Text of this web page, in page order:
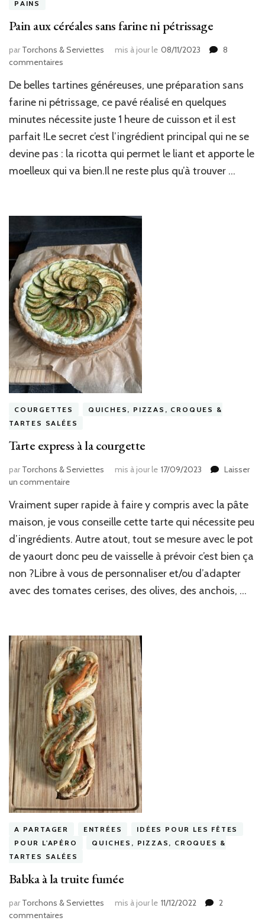
PAINS
Pain aux céréales sans farine ni pétrissage
par Torchons & Serviettes mis à jour le 08/11/2023
8
commentaires
aux
céréales
farine
ni
pétrissage
De belles tartines généreuses, une préparation sans
farine ni pétrissage, ce pavé réalisé en quelques
minutes nécessite juste 1 heure de cuisson et il est
parfait !Le secret c’est l’ingrédient principal qui ne se
devine pas : la ricotta qui permet le liant et apporte le
moelleux qui va bien.Il ne reste plus qu’à trouver …
COURGETTES
QUICHES, PIZZAS, CROQUES &
TARTES SALÉES
Tarte express à la courgette
par Torchons & Serviettes mis à jour le 17/09/2023
Laisser
un commentairesur
express
à
courgette
Vraiment super rapide à faire y compris avec la pâte
maison, je vous conseille cette tarte qui nécessite peu
d’ingrédients. Autre atout, tout se mesure avec le pot
de yaourt donc peu de vaisselle à prévoir c’est bien ça
non ?Libre à vous de personnaliser et/ou d’adapter
avec des tomates cerises, des olives, des anchois, …
A PARTAGER ENTRÉES
IDÉES POUR LES FÊTES
POUR L'APÉRO
QUICHES, PIZZAS, CROQUES &
TARTES SALÉES
Babka à la truite fumée
par Torchons & Serviettes mis à jour le 11/12/2022
2
commentaires